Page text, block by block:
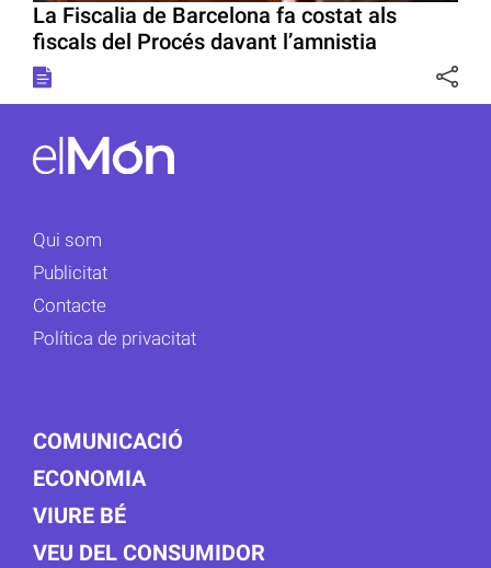
La Fiscalia de Barcelona fa costat als
fiscals del Procés davant l’amnistia
Qui som
Publicitat
Contacte
Política de privacitat
COMUNICACIÓ
ECONOMIA
VIURE BÉ
VEU DEL CONSUMIDOR